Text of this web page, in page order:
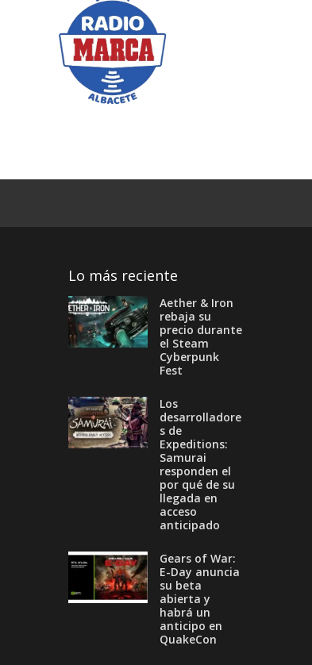
Lo más reciente
Aether & Iron
rebaja su
precio durante
el Steam
Cyberpunk
Fest
Los
desarrolladore
s de
Expeditions:
Samurai
responden el
por qué de su
llegada en
acceso
anticipado
Gears of War:
E-Day anuncia
su beta
abierta y
habrá un
anticipo en
QuakeCon